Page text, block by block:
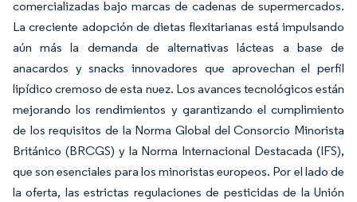
comercializadas bajo marcas de cadenas de supermercados.
La creciente adopción de dietas flexitarianas está impulsando
aún más la demanda de alternativas lácteas a base de
anacardos y snacks innovadores que aprovechan el perfil
lipídico cremoso de esta nuez. Los avances tecnológicos están
mejorando los rendimientos y garantizando el cumplimiento
de los requisitos de la Norma Global del Consorcio Minorista
Británico (BRCGS) y la Norma Internacional Destacada (IFS),
que son esenciales para los minoristas europeos. Por el lado de
la oferta, las estrictas regulaciones de pesticidas de la Unión